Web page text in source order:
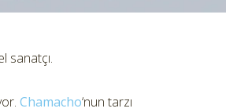
sanatçı.
Chamacho‘nun tarzı